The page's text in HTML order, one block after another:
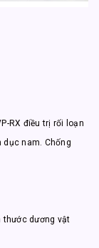
RX điều trị rối loạn
nam. Chống
thước dương vật